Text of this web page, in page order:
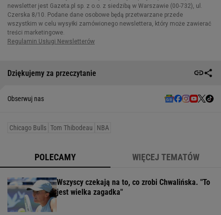
Dziękujemy za przeczytanie
Obserwuj nas
Chicago Bulls Tom Thibodeau NBA
POLECAMY WIĘCEJ TEMATÓW
Wszyscy czekają na to, co zrobi Chwalińska. "To
jest wielka zagadka"